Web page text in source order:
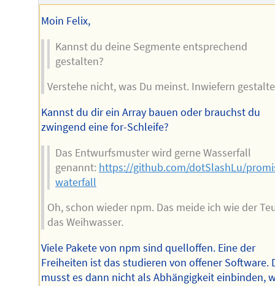
Moin Felix,
Kannst du deine Segmente entsprechend
gestalten?
Verstehe nicht, was Du meinst. Inwiefern
Kannst du dir ein Array bauen oder brauchst du
zwingend eine for-Schleife?
Das Entwurfsmuster wird gerne Wasserfall
genannt: https://github.com/dotSlashLu/
waterfall
Oh, schon wieder npm. Das meide ich wie der
das Weihwasser.
Viele Pakete von npm sind quelloffen. Eine der
Freiheiten ist das studieren von offener Software.
musst es dann nicht als Abhängigkeit einbinden,